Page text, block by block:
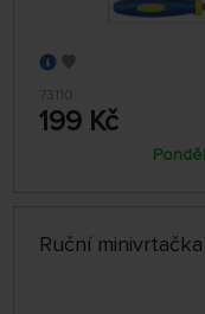
73110
199 Kč
Ruční